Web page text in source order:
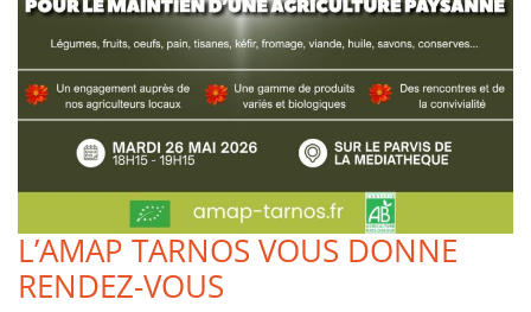
L’AMAP TARNOS VOUS DONNE
RENDEZ-VOUS